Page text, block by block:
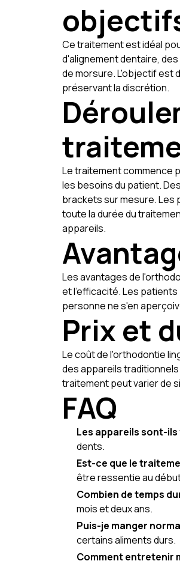
Ce traitement est idéal
d'alignement dentaire,
de morsure. L'objectif est
préservant la discrétion.
Le traitement commence
les besoins du patient.
brackets sur mesure.
toute la durée du
appareils.
Les avantages de
et l'efficacité. Les
personne ne s'en
Prix et
Le coût de l'orthodontie
des appareils
traitement peut varier de
FAQ
Les appareils sont-ils
dents.
Est-ce que le
être ressentie au
Combien de temps
mois et deux ans.
Puis-je manger
certains aliments durs.
Comment entretenir